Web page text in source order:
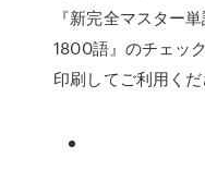
『新完全マスター
1800語』のチェッ
印刷してご利用くだ